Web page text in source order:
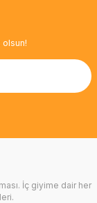
İç giyime dair her